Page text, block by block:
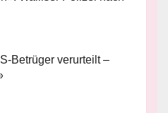
Betrüger verurteilt –